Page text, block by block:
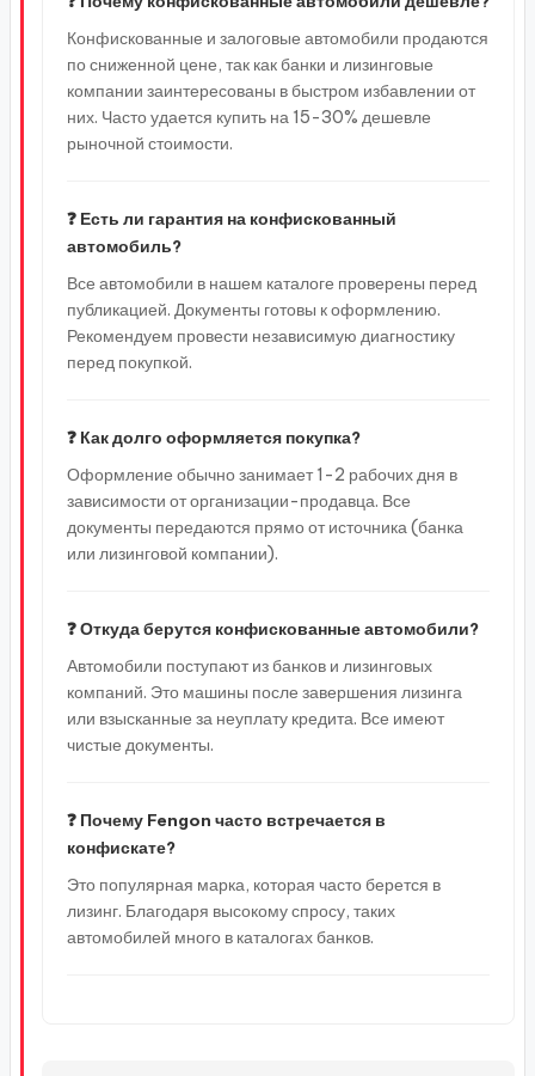
Конфискованные и залоговые автомобили продаются
по сниженной цене, так как банки и лизинговые
компании заинтересованы в быстром избавлении от
них. Часто удается купить на 15-30% дешевле
рыночной стоимости.
❓ Есть ли гарантия на конфискованный
автомобиль?
Все автомобили в нашем каталоге проверены перед
публикацией. Документы готовы к оформлению.
Рекомендуем провести независимую диагностику
перед покупкой.
❓ Как долго оформляется покупка?
Оформление обычно занимает 1-2 рабочих дня в
зависимости от организации-продавца. Все
документы передаются прямо от источника (банка
или лизинговой компании).
❓ Откуда берутся конфискованные автомобили?
Автомобили поступают из банков и лизинговых
компаний. Это машины после завершения лизинга
или взысканные за неуплату кредита. Все имеют
чистые документы.
❓ Почему Fengon часто встречается в
конфискате?
Это популярная марка, которая часто берется в
лизинг. Благодаря высокому спросу, таких
автомобилей много в каталогах банков.